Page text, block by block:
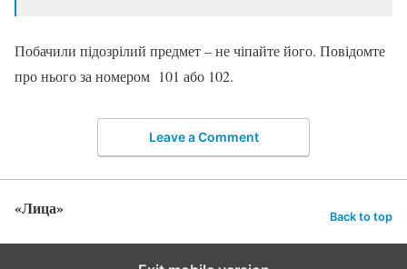
Побачили підозрілий предмет – не чіпайте його. Повідомте
про нього за номером 101 або 102.
Leave a Comment
«Лица» Back to top